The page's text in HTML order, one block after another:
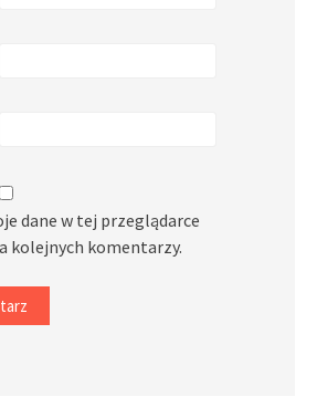
dane w tej przeglądarce
kolejnych komentarzy.